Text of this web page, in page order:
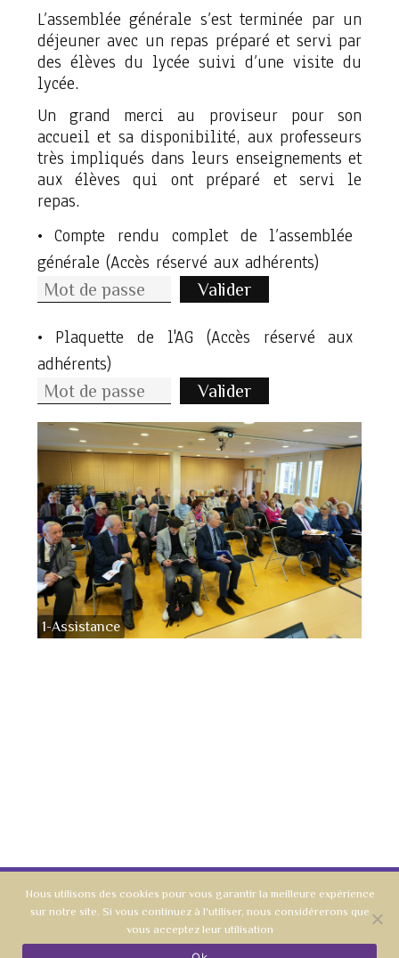
L’assemblée générale s’est terminée par un
déjeuner avec un repas préparé et servi par
des élèves du lycée suivi d’une visite du
lycée.
Un grand merci au proviseur pour son
accueil et sa disponibilité, aux professeurs
très impliqués dans leurs enseignements et
aux élèves qui ont préparé et servi le
repas.
• Compte rendu complet de l’assemblée
générale (Accès réservé aux adhérents)
Valider
• Plaquette de l'AG (Accès réservé aux
adhérents)
Valider
1-Assistance
Mentions légales|Contact
Nous utilisons des cookies pour vous garantir la meilleure expérience
sur notre site. Si vous continuez à l'utiliser, nous considérerons que
vous acceptez leur utilisation